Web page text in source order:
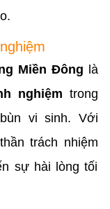
Miền Đông là
nghiệm trong
vi sinh. Với
trách nhiệm
sự hài lòng tối